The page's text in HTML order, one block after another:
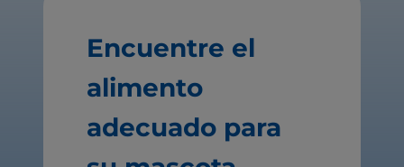
Encuentre el
alimento
adecuado para